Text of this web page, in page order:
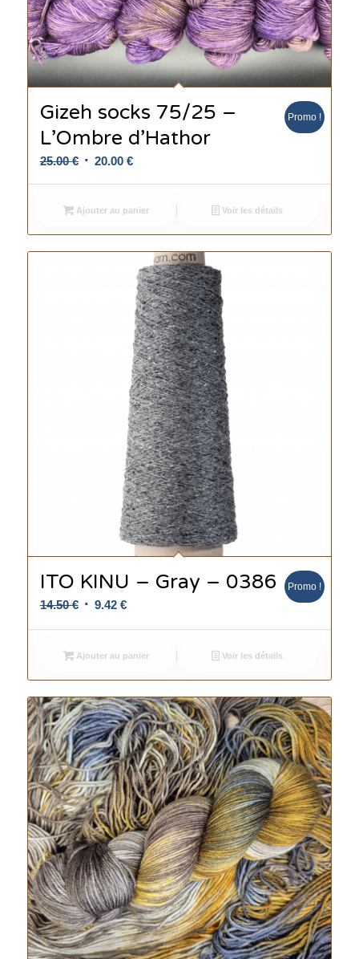
Gizeh socks 75/25 –
L’Ombre d’Hathor
25.00€ Le
était :
25.00 €.
20.00 €Le
est :
20.00 €.
Promo !
Ajouter au panier Voir les détails
ITO KINU – Gray – 0386
14.50€ Le
était :
14.50 €.
9.42 €Le
est :
9.42 €.
Promo !
Ajouter au panier Voir les détails